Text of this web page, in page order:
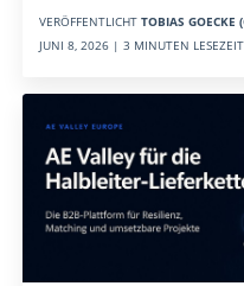
VERÖFFENTLICHT TOBIAS GOECKE
JUNI 8, 2026 | 3 MINUTEN LESEZEIT